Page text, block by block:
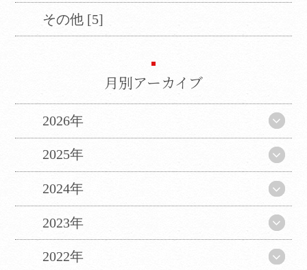
その他 [5]
月別アーカイブ
2026年
2025年
2024年
2023年
2022年
Translate
Select Language
翻訳について
当サイトは、外部サイトの翻訳サービス［
Google翻訳サービス ］を導入しています。
機械的に翻訳されますので、言葉づかい・文
法などが正確でない場合があります。翻訳の
精度にともなう間違いがあったとしても、当
社では責任を負うことができません。